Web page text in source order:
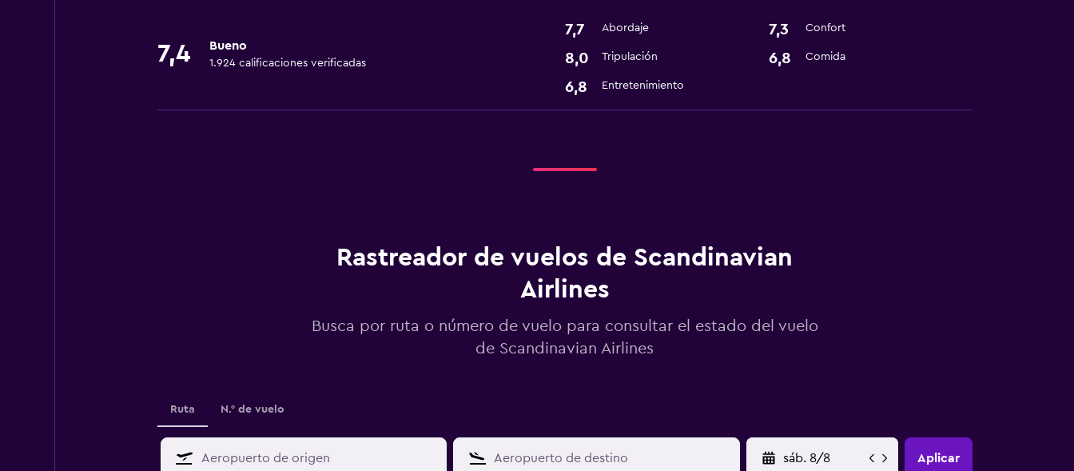
7,4 Bueno
1.924 calificaciones verificadas
7,7 Abordaje 7,3 Confort
8,0 Tripulación 6,8 Comida
6,8 Entretenimiento
Rastreador de vuelos de Scandinavian
Airlines
Busca por ruta o número de vuelo para consultar el estado del vuelo
de Scandinavian Airlines
Ruta N.° de vuelo
Aplicar